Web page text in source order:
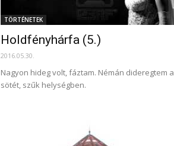
TÖRTÉNETEK
Holdfényhárfa (5.)
2016.05.30.
Nagyon hideg volt, fáztam. Némán dideregtem a
sötét, szűk helységben.